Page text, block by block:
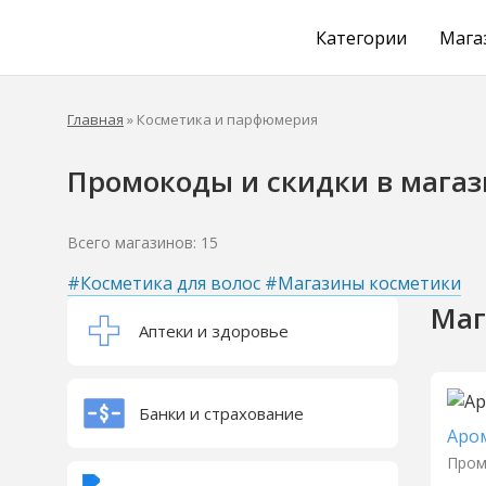
Категории
Главная » Косметика и парфюмерия
Промокоды и скидки в
Всего магазинов: 15
#Косметика для волос #Магазины косметики
Аптеки и здоровье
Банки и страхование
Маска ТСС
Промокод
раздел
Скидка